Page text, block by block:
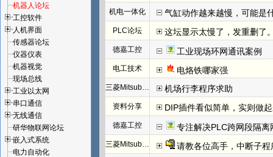
机器人论坛
工控软件
人机界面
传感器论坛
仪器仪表
机器视觉
现场总线
工业以太网
串口通信
无线通信
研华物联网论坛
嵌入式系统
电力自动化
机电一体化 气缸动作越来越慢，可能是
PLC论坛 这坛显示太慢了，发重删了
德嘉工控 工业现场环网通讯案例
电工技术 电烙铁哪家强
三菱Mitsubishi 机场行李程序求助
资料分享 DIP插件看似简单，实则做
德嘉工控 专注解决PLC跨网段隔离
三菱Mitsubishi 请教各位高手，中断子